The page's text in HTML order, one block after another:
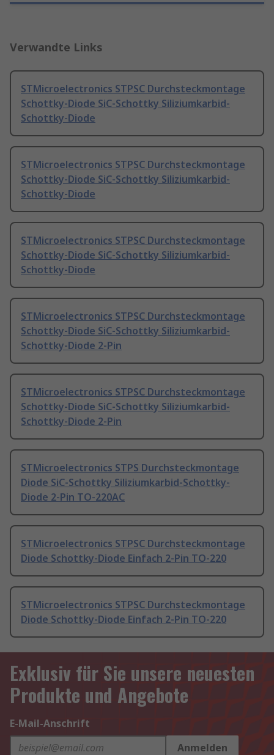
Verwandte Links
STMicroelectronics STPSC Durchsteckmontage
Schottky-Diode SiC-Schottky Siliziumkarbid-
Schottky-Diode
STMicroelectronics STPSC Durchsteckmontage
Schottky-Diode SiC-Schottky Siliziumkarbid-
Schottky-Diode
STMicroelectronics STPSC Durchsteckmontage
Schottky-Diode SiC-Schottky Siliziumkarbid-
Schottky-Diode
STMicroelectronics STPSC Durchsteckmontage
Schottky-Diode SiC-Schottky Siliziumkarbid-
Schottky-Diode 2-Pin
STMicroelectronics STPSC Durchsteckmontage
Schottky-Diode SiC-Schottky Siliziumkarbid-
Schottky-Diode 2-Pin
STMicroelectronics STPS Durchsteckmontage
Diode SiC-Schottky Siliziumkarbid-Schottky-
Diode 2-Pin TO-220AC
STMicroelectronics STPSC Durchsteckmontage
Diode Schottky-Diode Einfach 2-Pin TO-220
STMicroelectronics STPSC Durchsteckmontage
Diode Schottky-Diode Einfach 2-Pin TO-220
Exklusiv für Sie unsere neuesten
Produkte und Angebote
E-Mail-Anschrift
Anmelden